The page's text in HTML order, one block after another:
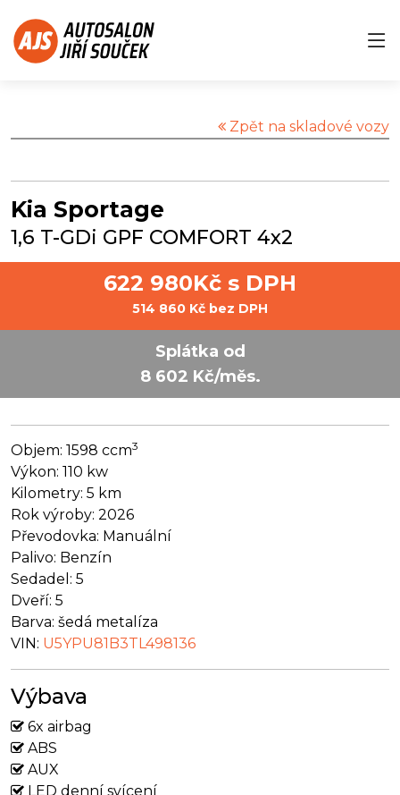
Zpět na skladové vozy
Kia Sportage
1,6 T-GDi GPF COMFORT 4x2
622 980Kč s DPH
514 860 Kč bez DPH
Splátka od
8 602 Kč/měs.
Objem: 1598 ccm3
Výkon: 110 kw
Kilometry: 5 km
Rok výroby: 2026
Převodovka: Manuální
Palivo: Benzín
Sedadel: 5
Dveří: 5
Barva: šedá metalíza
VIN: U5YPU81B3TL498136
Výbava
6x airbag
ABS
AUX
LED denní svícení